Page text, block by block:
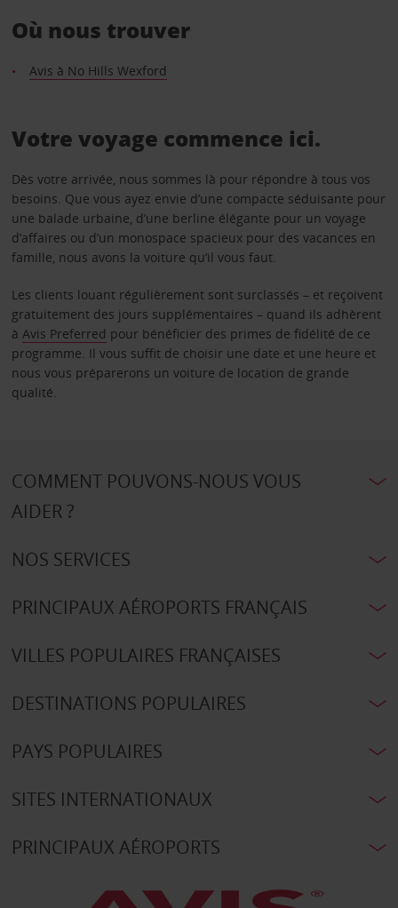
Où nous trouver
Avis à No Hills Wexford
Votre voyage commence ici.
Dès votre arrivée, nous sommes là pour répondre à tous vos
besoins. Que vous ayez envie d’une compacte séduisante pour
une balade urbaine, d’une berline élégante pour un voyage
d’affaires ou d’un monospace spacieux pour des vacances en
famille, nous avons la voiture qu’il vous faut.
Les clients louant régulièrement sont surclassés – et reçoivent
gratuitement des jours supplémentaires – quand ils adhèrent
à Avis Preferred pour bénéficier des primes de fidélité de ce
programme. Il vous suffit de choisir une date et une heure et
nous vous préparerons un voiture de location de grande
qualité.
COMMENT POUVONS-NOUS VOUS
AIDER ?
NOS SERVICES
PRINCIPAUX AÉROPORTS FRANÇAIS
VILLES POPULAIRES FRANÇAISES
DESTINATIONS POPULAIRES
PAYS POPULAIRES
SITES INTERNATIONAUX
PRINCIPAUX AÉROPORTS